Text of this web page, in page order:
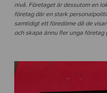
nivå. Företaget är dessutom en
företag där en stark
samtidigt ett föredöme då de
och skapa ännu fler unga företag